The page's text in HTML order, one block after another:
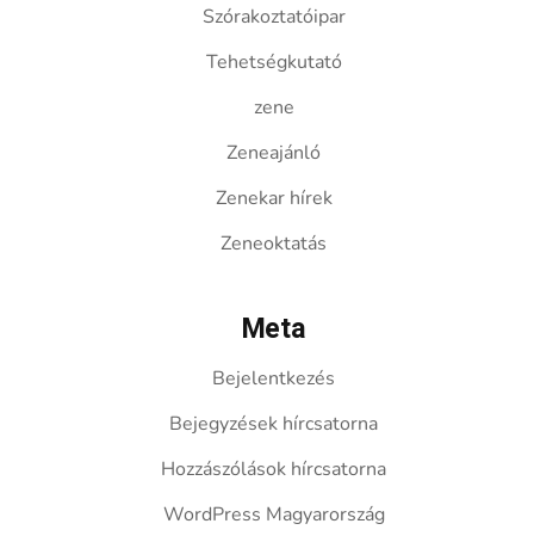
Szórakoztatóipar
Tehetségkutató
zene
Zeneajánló
Zenekar hírek
Zeneoktatás
Meta
Bejelentkezés
Bejegyzések hírcsatorna
Hozzászólások hírcsatorna
WordPress Magyarország